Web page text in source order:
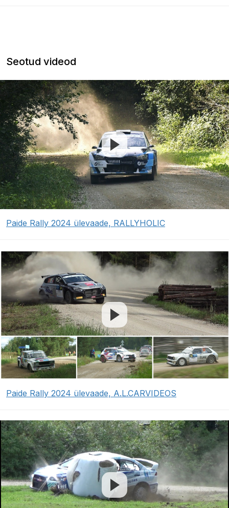
Seotud videod
Paide Rally 2024 ülevaade, RALLYHOLIC
Paide Rally 2024 ülevaade, A.L.CARVIDEOS